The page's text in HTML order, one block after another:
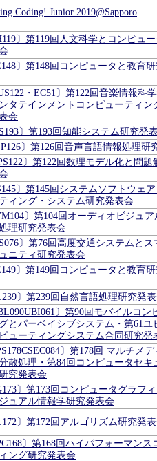
Coding! Junior 2019@Sapporo
〕第119回人文科学とコンピュ
〕第148回コンピュータと教育
・EC51〕第122回音楽情報科
タテインメントコンピューティン
会
〕第193回知能システム研究発
〕第126回音声言語情報処理研
〕第122回数理モデル化と問題
〕第145回システムソフトウェ
ィング・システム研究発表会
〕第104回オーディオビジュ
理研究発表会
〕第76回高度交通システムとス
ニティ研究発表会
〕第149回コンピュータと教育
〕第239回自然言語処理研究発
〕第90回モバイルコン
とパーベイシブシステム・第61ユ
ューティングシステム合同研究発
〕第178回 マルチメ
散処理・第84回コンピュータセキ
究発表会
〕第173回コンピュータグラフ
ュアル情報学研究発表会
〕第172回アルゴリズム研究発
〕第168回ハイパフォーマンス
ング研究発表会